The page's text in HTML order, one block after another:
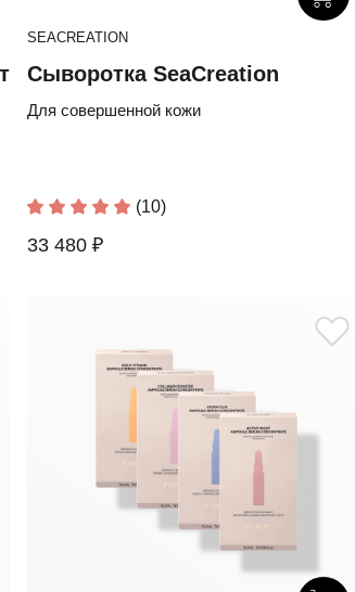
SEACREATION
Сыворотка SeaCreation
Для совершенной кожи
(10)
33 480 ₽